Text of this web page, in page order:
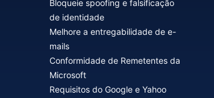
Bloqueie spoofing e falsificação
de identidade
Melhore a entregabilidade de e-
mails
Conformidade de Remetentes da
Microsoft
Requisitos do Google e Yahoo